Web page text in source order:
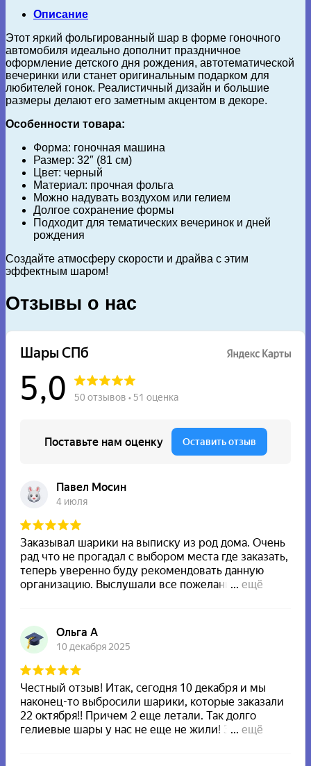
Описание
Этот яркий фольгированный шар в форме гоночного
автомобиля идеально дополнит праздничное
оформление детского дня рождения, автотематической
вечеринки или станет оригинальным подарком для
любителей гонок. Реалистичный дизайн и большие
размеры делают его заметным акцентом в декоре.
Особенности товара:
Форма: гоночная машина
Размер: 32″ (81 см)
Цвет: черный
Материал: прочная фольга
Можно надувать воздухом или гелием
Долгое сохранение формы
Подходит для тематических вечеринок и дней
рождения
Создайте атмосферу скорости и драйва с этим
эффектным шаром!
Отзывы о нас